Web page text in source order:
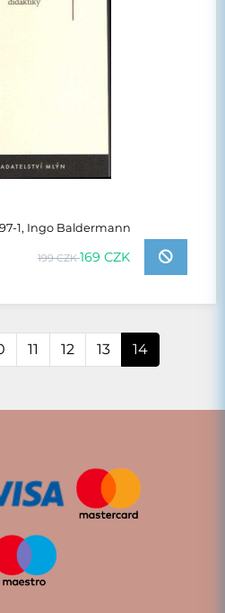
1, Ingo Baldermann
199 CZK169 CZK
11 12 13 14